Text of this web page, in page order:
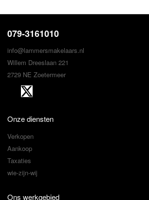
079-3161010
info@lammersmakelaars.nl
Willem Dreeslaan 221
2729 NE Zoetermeer
Onze diensten
Verkopen
Aankoop
Taxaties
wie-zijn-wij
Ons werkgebied